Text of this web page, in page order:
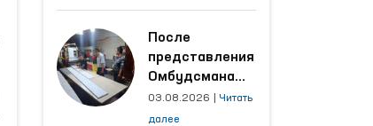
области
После
представления
Омбудсмана
улучшены
условия на
03.08.2026
Читать
далее